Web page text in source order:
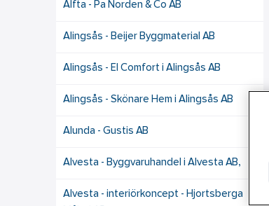
Alfta - Pa Norden & Co AB
Alingsås - Beijer Byggmaterial AB
Alingsås - El Comfort i Alingsås AB
Alingsås - Skönare Hem i Alingsås AB
Alunda - Gustis AB
Alvesta - Byggvaruhandel i Alvesta AB,
Alvesta - interiörkoncept - Hjortsberga